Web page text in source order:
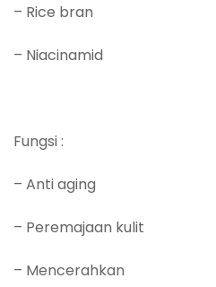
– Rice bran
– Niacinamid
Fungsi :
– Anti aging
– Peremajaan kulit
– Mencerahkan